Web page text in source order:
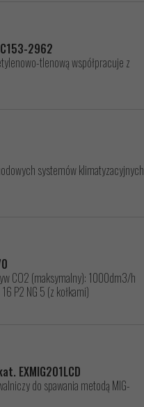
2962
tlenową współpracuje z
systemów klimatyzacyjnych
CO2 (maksymalny): 1000dm3/h
P2 NG 5 (z kołkami)
EXMIG201LCD
do spawania metodą MIG-